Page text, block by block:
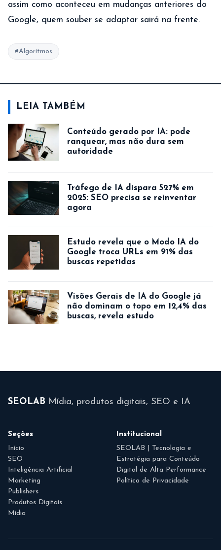
assim como aconteceu em mudanças anteriores do
Google, quem souber se adaptar sairá na frente.
#Algoritmos
LEIA TAMBÉM
Conteúdo gerado por IA: pode
ranquear, mas não dura sem
autoridade
Tráfego de IA dispara 527% em
2025: SEO precisa se reinventar
agora
Estudo revela que o Modo IA do
Google troca URLs em 91% das
buscas repetidas
Visões Gerais de IA do Google já
não dominam o topo em 12,4% das
buscas, revela estudo
SEOLAB Mídia, produtos digitais, SEO e IA
Seções
Início
SEO
Inteligência Artificial
Marketing
Publishers
Produtos Digitais
Mídia
Institucional
SEOLAB | Tecnologia e
Estratégia para Conteúdo
Digital de Alta Performance
Política de Privacidade